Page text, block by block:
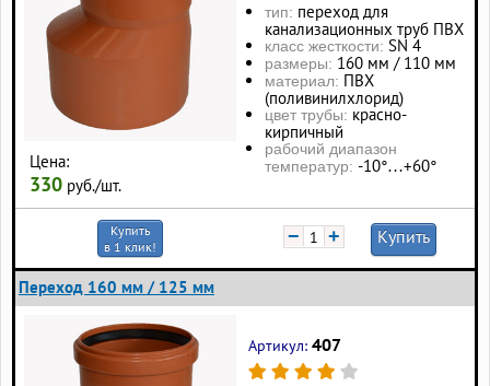
Цена:
330 руб./шт.
тип: переход для
канализационных труб ПВХ
класс жесткости: SN 4
размеры: 160 мм / 110 мм
материал: ПВХ
(поливинилхлорид)
цвет трубы: красно-
кирпичный
рабочий диапазон
температур: -10°…+60°
Купить
в 1 клик!
− + Купить
Переход 160 мм / 125 мм
Артикул: 407